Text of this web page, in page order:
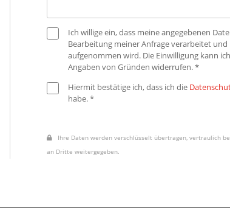
Ich willige ein, dass meine angegebenen
Bearbeitung meiner Anfrage verarbeitet
aufgenommen wird. Die Einwilligung kann
Angaben von Gründen widerrufen. *
Hiermit bestätige ich, dass ich die
habe. *
Ihre Daten werden verschlüsselt übertragen, vertraulich
an Dritte weitergegeben.